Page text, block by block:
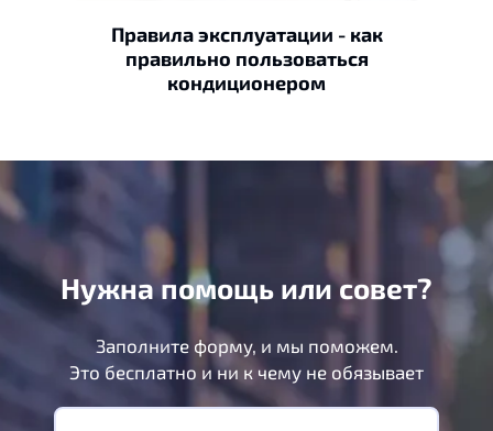
Правила эксплуатации - как
правильно пользоваться
кондиционером
Нужна помощь или совет?
Заполните форму, и мы поможем.
Это бесплатно и ни к чему не обязывает